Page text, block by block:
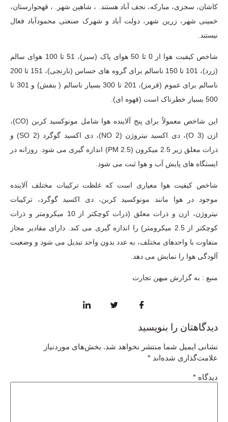
کاشان، سجزی، مبارکه، نجف آباد هستند. ، شاهین شهر. ، قهجوارستان،
خمینی شهر، زرین شهر، دولت آباد و شهرک صنعتی محمودآباد فعال
نیستند.
شاخص کیفیت هوا از 0 تا 50 هوای پاک (سبز)، 51 تا 100 هوای سالم
(زرد)، 101 تا 150 ناسالم برای گروه های حساس (نارنجی)، 151 تا 200
ناسالم برای عموم (قرمز)، 201 تا 300 بسیار ناسالم ( بنفش) و 301 تا
500 بسیار خطرناک است (قهوه ای).
این شاخص معمولاً برای پنج آلاینده هوا شامل مونوکسید کربن (CO)،
ازن (O 3)، دی اکسید نیتروژن (NO 2)، دی اکسید گوگرد (SO 2) و
ذرات معلق زیر 2.5 میکرون (PM 2.5) اندازه گیری می شود. روزانه در
ایستگاه های پایش آب و هوا ثبت می شود.
شاخص کیفیت هوا معیاری است که غلظت ترکیبات مختلف آلاینده
موجود در هوا مانند مونوکسید کربن، دی اکسید گوگرد، ترکیبات
نیتروژن، ازن و ذرات معلق (ذرات کوچکتر از 10 میکرومتر و ذرات
کوچکتر از 2.5 میکرومتر) را اندازه گیری می کند. دارای مقادیر مجاز
متفاوت با واحدهای مختلف، به عدد بدون واحد تبدیل می شود و وضعیت
آلودگی هوا را نمایش می دهد.
منبع : به گزارش میهن تجارت
دیدگاهتان را بنویسید
نشانی ایمیل شما منتشر نخواهد شد. بخش‌های موردنیاز
علامت‌گذاری شده‌اند *
دیدگاه *